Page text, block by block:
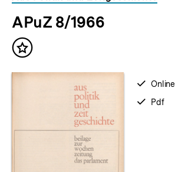
APuZ 8/1966
Inhalt
Pdf